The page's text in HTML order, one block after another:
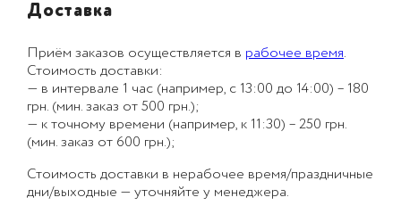
Доставка
Приём заказов осуществляется в рабочее время.
Стоимость доставки:
— в интервале 1 час (например, с 13:00 до 14:00) – 180
грн. (мин. заказ от 500 грн.);
— к точному времени (например, к 11:30) – 250 грн.
(мин. заказ от 600 грн.);
Стоимость доставки в нерабочее время/праздничные
дни/выходные — уточняйте у менеджера.